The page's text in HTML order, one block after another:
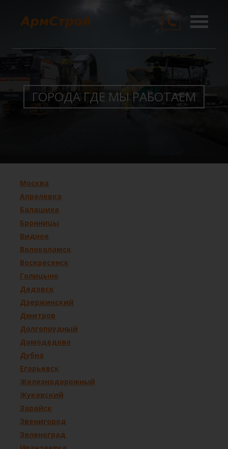
О компании
Цены
ГОРОДА ГДЕ МЫ РАБОТАЕМ
Москва
Апрелевка
Балашиха
Бронницы
Видное
Волоколамск
Воскресенск
Голицыно
Дедовск
Дзержинский
Дмитров
Долгопрудный
Домодедово
Дубна
Егорьевск
Железнодорожный
Жуковский
Зарайск
Звенигород
Зеленоград